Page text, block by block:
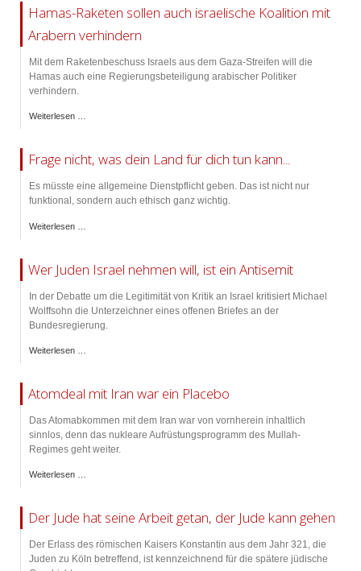
Hamas-Raketen sollen auch israelische Koalition mit
Arabern verhindern
Mit dem Raketenbeschuss Israels aus dem Gaza-Streifen will die
Hamas auch eine Regierungsbeteiligung arabischer Politiker
verhindern.
Weiterlesen …
Frage nicht, was dein Land für dich tun kann...
Es müsste eine allgemeine Dienstpflicht geben. Das ist nicht nur
funktional, sondern auch ethisch ganz wichtig.
Weiterlesen …
Wer Juden Israel nehmen will, ist ein Antisemit
In der Debatte um die Legitimität von Kritik an Israel kritisiert Michael
Wolffsohn die Unterzeichner eines offenen Briefes an der
Bundesregierung.
Weiterlesen …
Atomdeal mit Iran war ein Placebo
Das Atomabkommen mit dem Iran war von vornherein inhaltlich
sinnlos, denn das nukleare Aufrüstungsprogramm des Mullah-
Regimes geht weiter.
Weiterlesen …
Der Jude hat seine Arbeit getan, der Jude kann gehen
Der Erlass des römischen Kaisers Konstantin aus dem Jahr 321, die
Juden zu Köln betreffend, ist kennzeichnend für die spätere jüdische